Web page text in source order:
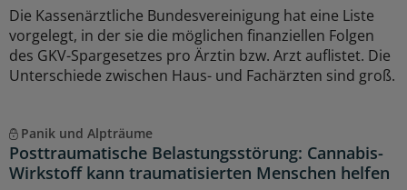
Die Kassenärztliche Bundesvereinigung hat eine Liste
vorgelegt, in der sie die möglichen finanziellen Folgen
des GKV-Spargesetzes pro Ärztin bzw. Arzt auflistet. Die
Unterschiede zwischen Haus- und Fachärzten sind groß.
Panik und Alpträume
Posttraumatische Belastungsstörung: Cannabis-
Wirkstoff kann traumatisierten Menschen helfen